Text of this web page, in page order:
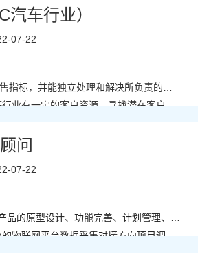
汽车行业）
07-22
指标，并能独立处理和解决所负责的任
业有一定的客户资源，寻找潜在客户，
行业专业知识，并对工厂生产有一定的
指导员工，配合建设团队。
场营销等相关专业；
问
07-22
品的原型设计、功能完善、计划管理、文
作；
物联网平台数据采集对接方向项目调研